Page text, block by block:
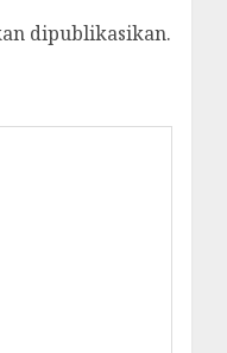
dipublikasikan.